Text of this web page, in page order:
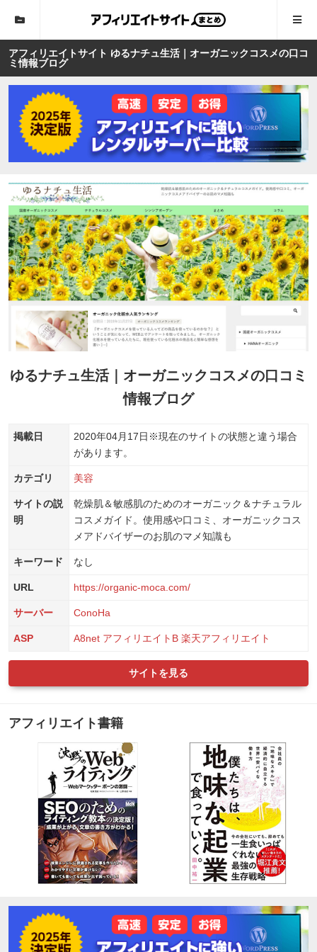
アフィリエイトサイト ゆるナチュ生活｜オーガニックコスメの口コ
ミ情報ブログ
ゆるナチュ生活｜オーガニックコスメの口コミ
情報ブログ
掲載日 2020年04月17日 ※現在のサイトの状態と違う場合
があります。
カテゴリ 美容
サイトの説
明
乾燥肌＆敏感肌のためのオーガニック＆ナチュラル
コスメガイド。使用感や口コミ、オーガニックコス
メアドバイザーのお肌のマメ知識も
キーワード なし
URL https://organic-moca.com/
サーバー ConoHa
ASP A8net アフィリエイトB 楽天アフィリエイト
サイトを見る
アフィリエイト書籍